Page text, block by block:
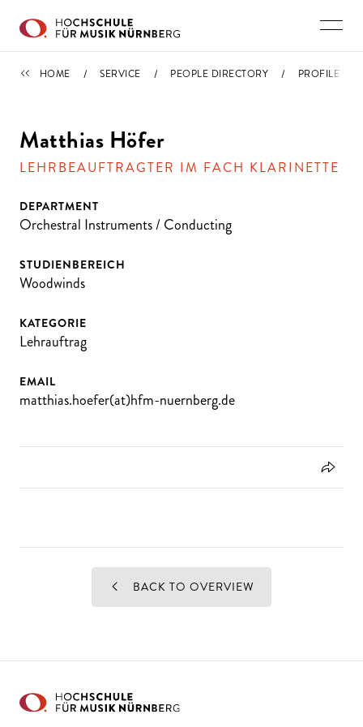
PEOPLE DIRECTORY
HOME SERVICE PEOPLE DIRECTORY PROFILE
Matthias Höfer
LEHRBEAUFTRAGTER IM FACH KLARINETTE
DEPARTMENT
Orchestral Instruments / Conducting
STUDIENBEREICH
Woodwinds
KATEGORIE
Lehrauftrag
EMAIL
matthias.hoefer(at)hfm-nuernberg.de
BACK TO OVERVIEW